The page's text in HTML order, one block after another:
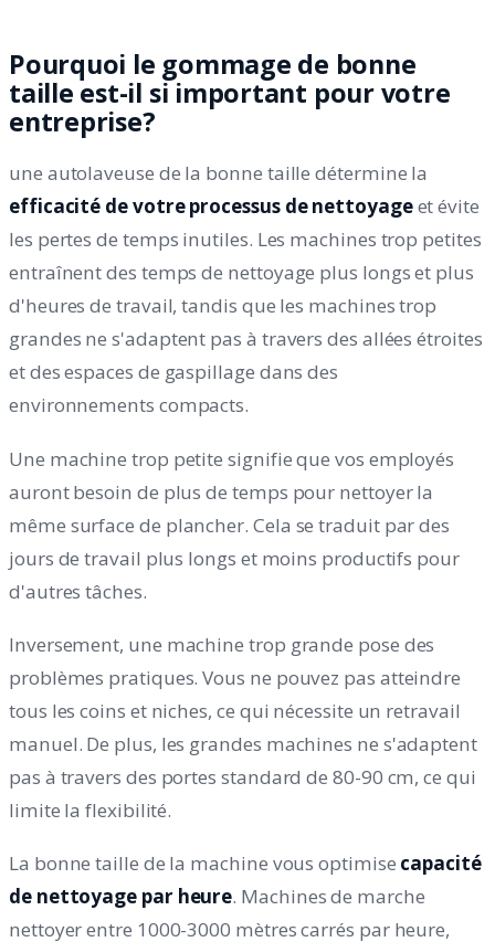
Pourquoi le gommage de bonne
taille est-il si important pour votre
entreprise?
une autolaveuse de la bonne taille détermine la
efficacité de votre processus de nettoyageet évite
les pertes de temps inutiles. Les machines trop petites
entraînent des temps de nettoyage plus longs et plus
d'heures de travail, tandis que les machines trop
grandes ne s'adaptent pas à travers des allées étroites
et des espaces de gaspillage dans des
environnements compacts.
Une machine trop petite signifie que vos employés
auront besoin de plus de temps pour nettoyer la
même surface de plancher. Cela se traduit par des
jours de travail plus longs et moins productifs pour
d'autres tâches.
Inversement, une machine trop grande pose des
problèmes pratiques. Vous ne pouvez pas atteindre
tous les coins et niches, ce qui nécessite un retravail
manuel. De plus, les grandes machines ne s'adaptent
pas à travers des portes standard de 80-90 cm, ce qui
limite la flexibilité.
La bonne taille de la machine vous optimise capacité
de nettoyage par heure. Machines de marche
nettoyer entre 1000-3000 mètres carrés par heure,